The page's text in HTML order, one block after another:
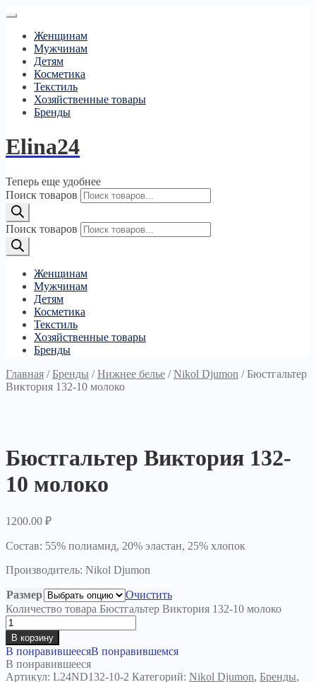
Женщинам
Мужчинам
Детям
Косметика
Текстиль
Хозяйственные товары
Бренды
Elina24
Теперь еще удобнее
Поиск товаров
Поиск товаров
Женщинам
Мужчинам
Детям
Косметика
Текстиль
Хозяйственные товары
Бренды
Главная /Бренды /Нижнее белье /Nikol Djumon /Бюстгальтер
Виктория 132-10 молоко
Бюстгальтер Виктория 132-
10 молоко
1200.00 ₽
Состав: 55% полиамид, 20% эластан, 25% хлопок
Производитель: Nikol Djumon
Размер
Очистить
Количество товара Бюстгальтер Виктория 132-10 молоко
В корзину
В понравившеесяВ понравившемся
В понравившееся
Артикул: L24ND132-10-2 Категорий: Nikol Djumon, Бренды,